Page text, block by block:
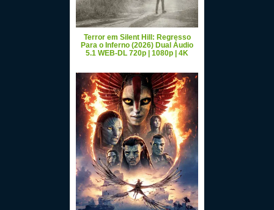
Terror em Silent Hill: Regresso
Para o Inferno (2026) Dual Áudio
5.1 WEB-DL 720p | 1080p | 4K